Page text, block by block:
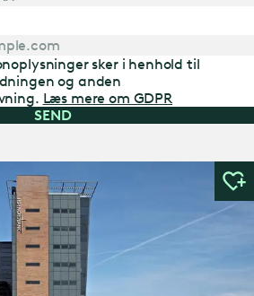
sker i henhold til
og anden
Læs mere om GDPR
SEND